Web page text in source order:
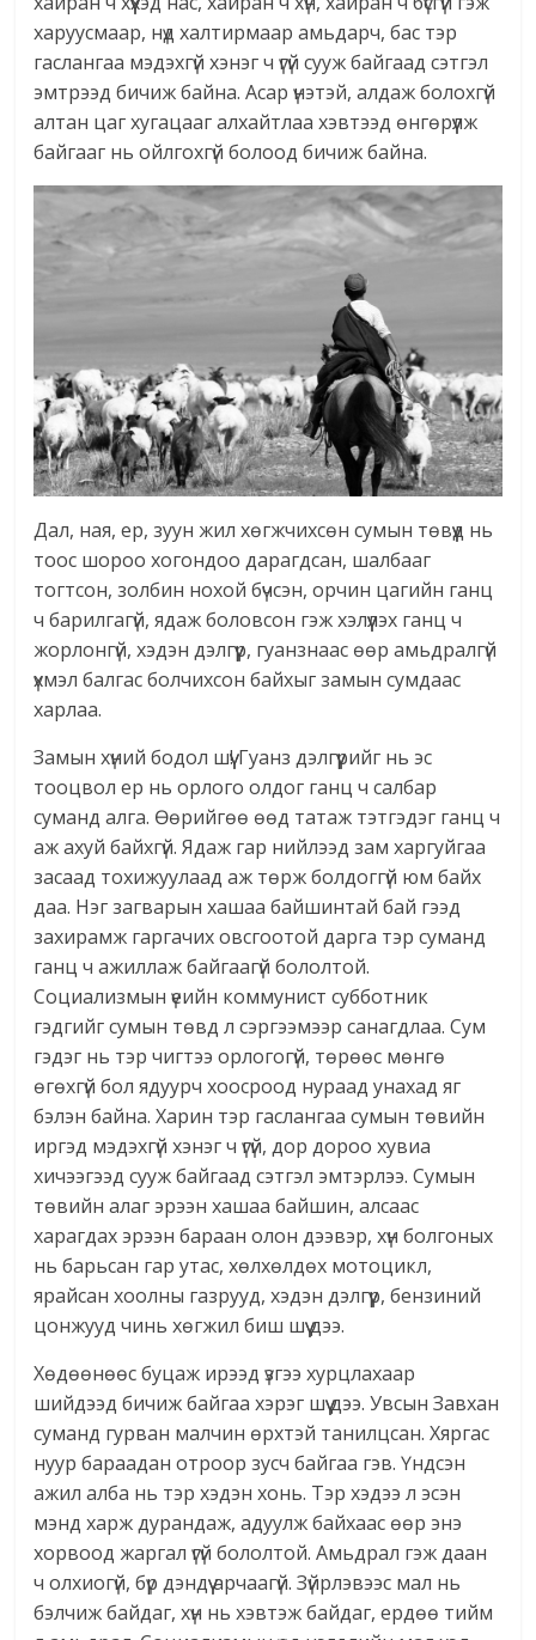
харуусмаар, нүд халтирмаар амьдарч, бас тэр
гаслангаа мэдэхгүй хэнэг ч үгүй сууж байгаад сэтгэл
эмтрээд бичиж байна. Асар үнэтэй, алдаж болохгүй
алтан цаг хугацааг алхайтлаа хэвтээд өнгөрүүлж
байгааг нь ойлгохгүй болоод бичиж байна.
Дал, ная, ер, зуун жил хөгжчихсөн сумын төвүүд нь
тоос шороо хогондоо дарагдсан, шалбааг
тогтсон, золбин нохой бүчсэн, орчин цагийн ганц
ч барилгагүй, ядаж боловсон гэж хэлүүлэх ганц ч
жорлонгүй, хэдэн дэлгүүр, гуанзнаас өөр амьдралгүй
үхмэл балгас болчихсон байхыг замын сумдаас
харлаа.
Замын хүний бодол шүү! Гуанз дэлгүүрийг нь эс
тооцвол ер нь орлого олдог ганц ч салбар
суманд алга. Өөрийгөө өөд татаж тэтгэдэг ганц ч
аж ахуй байхгүй. Ядаж гар нийлээд зам харгуйгаа
засаад тохижуулаад аж төрж болдоггүй юм байх
даа. Нэг загварын хашаа байшинтай бай гээд
захирамж гаргачих овсгоотой дарга тэр суманд
ганц ч ажиллаж байгаагүй бололтой.
Социализмын үеийн коммунист субботник
гэдгийг сумын төвд л сэргээмээр санагдлаа. Сум
гэдэг нь тэр чигтээ орлогогүй, төрөөс мөнгө
өгөхгүй бол ядуурч хоосроод нураад унахад яг
бэлэн байна. Харин тэр гаслангаа сумын төвийн
иргэд мэдэхгүй хэнэг ч үгүй, дор дороо хувиа
хичээгээд сууж байгаад сэтгэл эмтэрлээ. Сумын
төвийн алаг эрээн хашаа байшин, алсаас
харагдах эрээн бараан олон дээвэр, хүн болгоных
нь барьсан гар утас, хөлхөлдөх мотоцикл,
ярайсан хоолны газрууд, хэдэн дэлгүүр, бензиний
цонжууд чинь хөгжил биш шүү дээ.
Хөдөөнөөс буцаж ирээд үзгээ хурцлахаар
шийдээд бичиж байгаа хэрэг шүү дээ. Увсын Завхан
суманд гурван малчин өрхтэй танилцсан. Хяргас
нуур бараадан отроор зусч байгаа гэв. Үндсэн
ажил алба нь тэр хэдэн хонь. Тэр хэдээ л эсэн
мэнд харж дурандаж, адуулж байхаас өөр энэ
хорвоод жаргал үгүй бололтой. Амьдрал гэж даан
ч олхиогүй, бүр дэндүү арчаагүй. Зүйрлэвээс мал нь
бэлчиж байдаг, хүн нь хэвтэж байдаг, ердөө тийм